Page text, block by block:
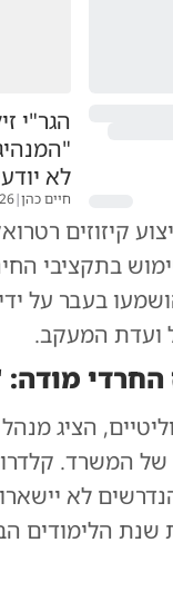
הגר"י
לא
חיים כהן|
קיזוזים
בתקציבי
בעבר על
ועדת המעקב.
מודה:
הציג
המשרד.
לא
הלימודים